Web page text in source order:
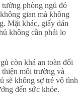
phòng ngủ đó
gian mà không
Mặt khác, giấy dán
không cần phải lo
còn khá an toàn đối
môi trường và
sẽ không sợ trẻ vô tình
đến sức khỏe.